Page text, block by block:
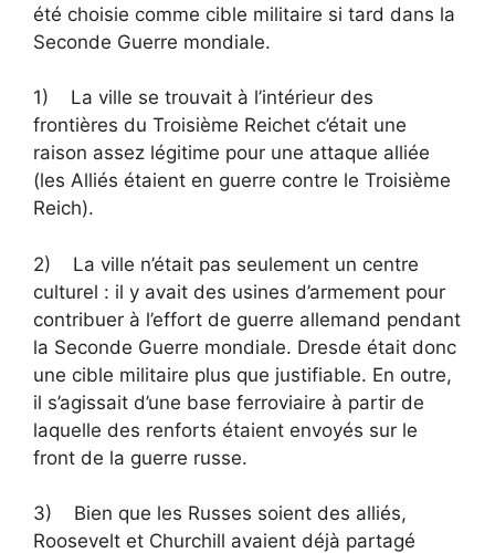
été choisie comme cible militaire si tard dans la
Seconde Guerre mondiale.
1) La ville se trouvait à l’intérieur des
frontières du Troisième Reichet c’était une
raison assez légitime pour une attaque alliée
(les Alliés étaient en guerre contre le Troisième
Reich).
2) La ville n’était pas seulement un centre
culturel : il y avait des usines d’armement pour
contribuer à l’effort de guerre allemand pendant
la Seconde Guerre mondiale. Dresde était donc
une cible militaire plus que justifiable. En outre,
il s’agissait d’une base ferroviaire à partir de
laquelle des renforts étaient envoyés sur le
front de la guerre russe.
3) Bien que les Russes soient des alliés,
Roosevelt et Churchill avaient déjà partagé